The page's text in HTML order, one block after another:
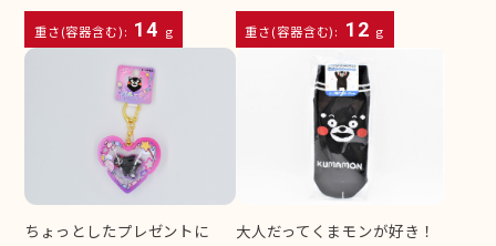
重さ(容器含む): 14 g 重さ(容器含む): 12 g
ちょっとしたプレゼントに 大人だってくまモンが好き！